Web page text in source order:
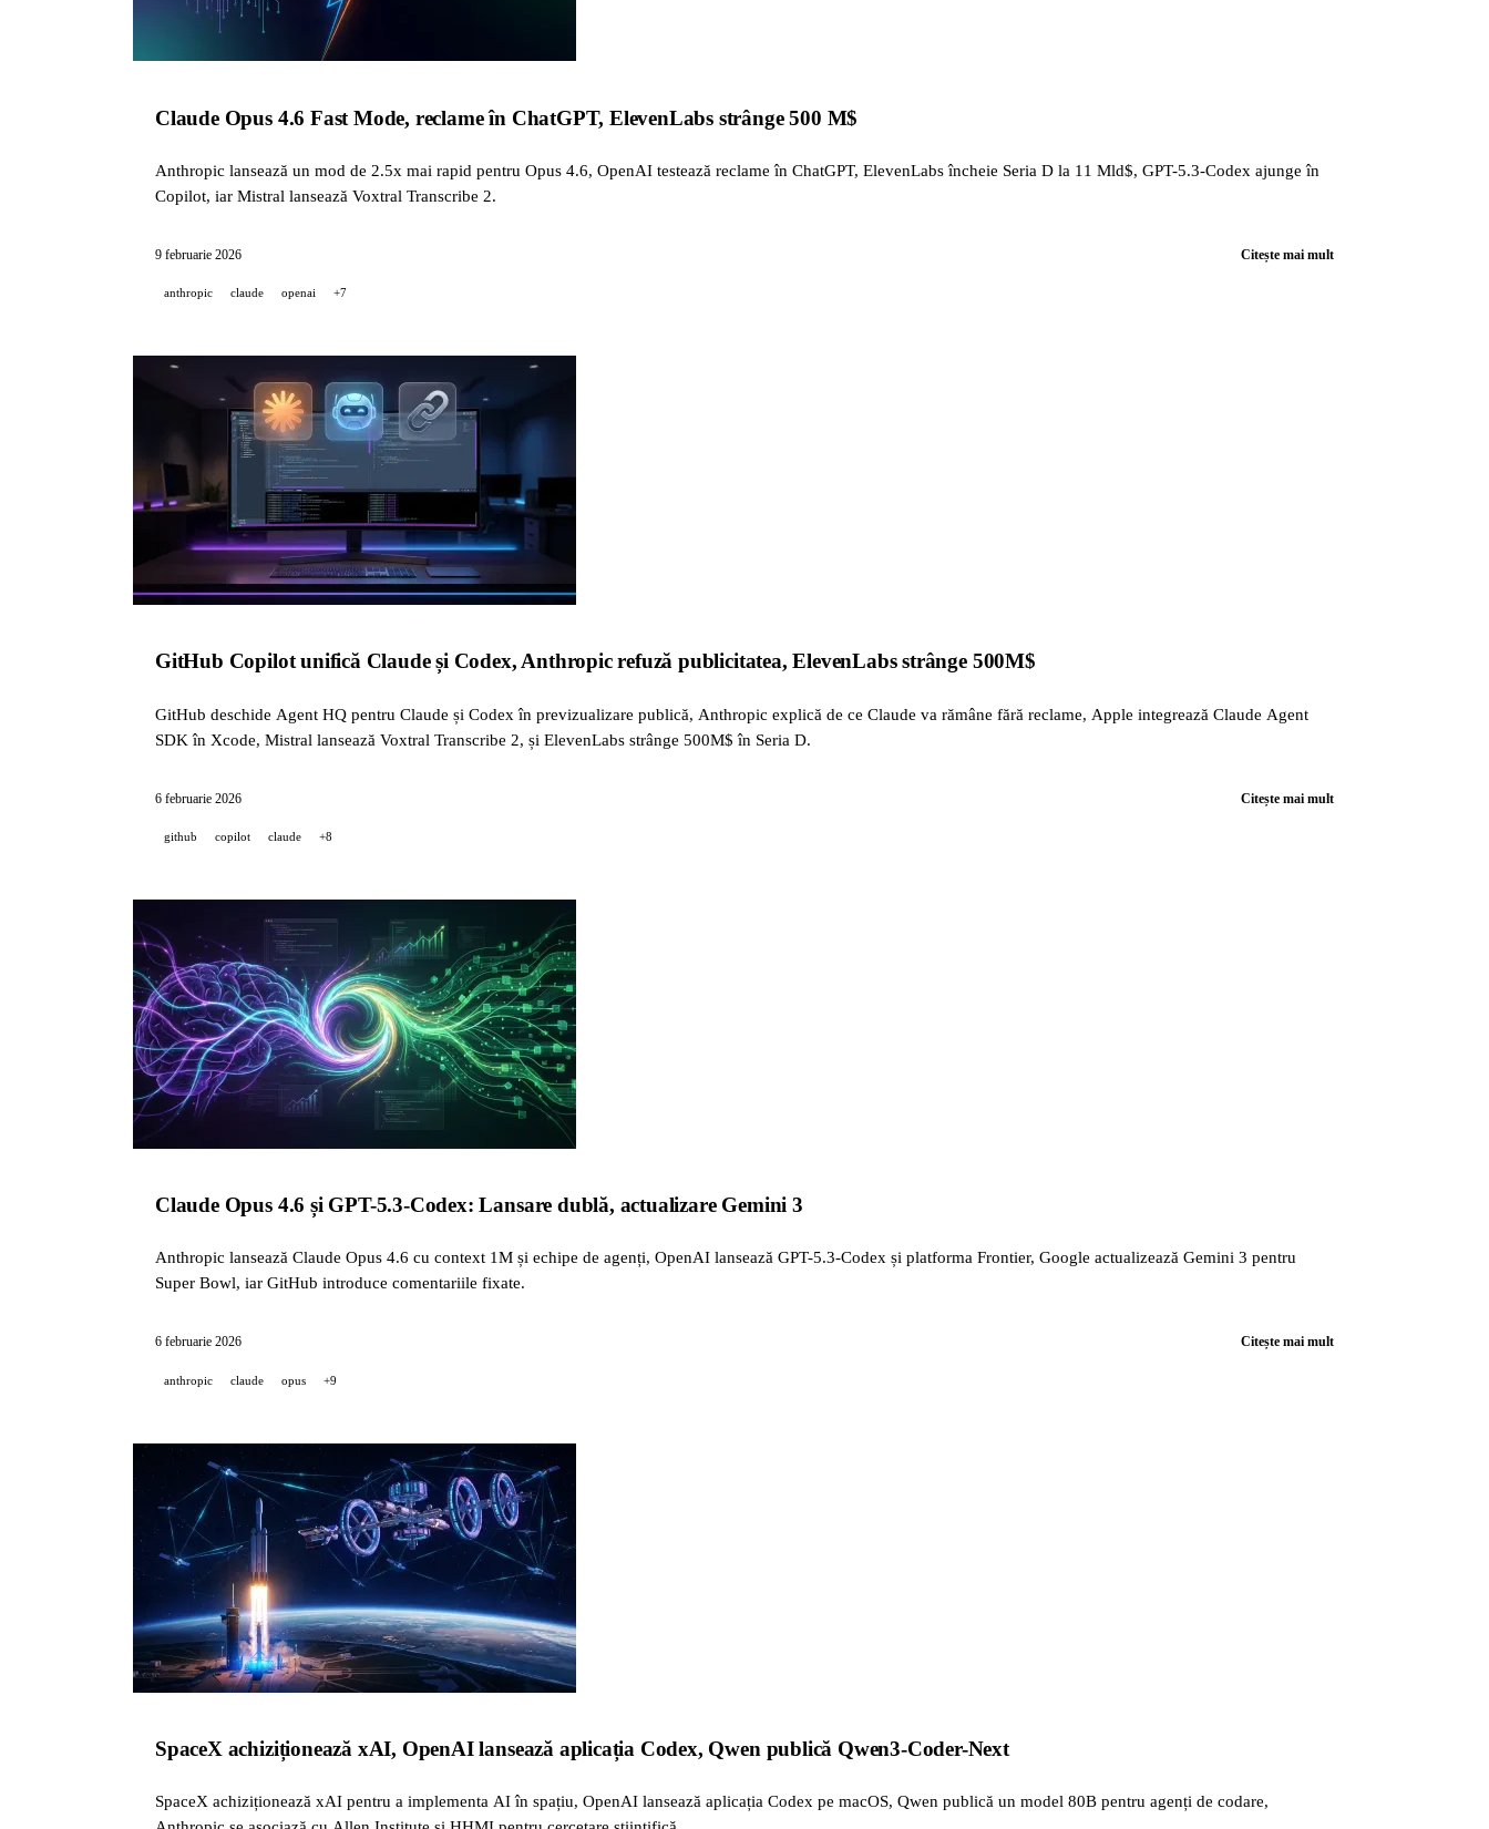
Claude Opus 4.6 Fast Mode, reclame în ChatGPT, ElevenLabs strânge 500 M$
Anthropic lansează un mod de 2.5x mai rapid pentru Opus 4.6, OpenAI testează reclame în ChatGPT, ElevenLabs încheie Seria D la 11 Mld$, GPT-5.3-Codex ajunge în
Copilot, iar Mistral lansează Voxtral Transcribe 2.
9 februarie 2026 Citește mai mult
anthropic claude openai +7
GitHub Copilot unifică Claude și Codex, Anthropic refuză publicitatea, ElevenLabs strânge 500M$
GitHub deschide Agent HQ pentru Claude și Codex în previzualizare publică, Anthropic explică de ce Claude va rămâne fără reclame, Apple integrează Claude Agent
SDK în Xcode, Mistral lansează Voxtral Transcribe 2, și ElevenLabs strânge 500M$ în Seria D.
6 februarie 2026 Citește mai mult
github copilot claude +8
Claude Opus 4.6 și GPT-5.3-Codex: Lansare dublă, actualizare Gemini 3
Anthropic lansează Claude Opus 4.6 cu context 1M și echipe de agenți, OpenAI lansează GPT-5.3-Codex și platforma Frontier, Google actualizează Gemini 3 pentru
Super Bowl, iar GitHub introduce comentariile fixate.
6 februarie 2026 Citește mai mult
anthropic claude opus +9
SpaceX achiziționează xAI, OpenAI lansează aplicația Codex, Qwen publică Qwen3-Coder-Next
SpaceX achiziționează xAI pentru a implementa AI în spațiu, OpenAI lansează aplicația Codex pe macOS, Qwen publică un model 80B pentru agenți de codare,